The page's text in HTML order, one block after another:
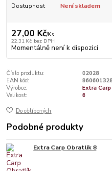
Dostupnost Není skladem
27,00 Kč/Ks
22,31 Kč bez DPH
Momentálně není k dispozici
Číslo produktu:
02028
EAN kód:
Výrobce:
Extra Carp
Velikost:
6
Do oblíbených
Podobné produkty
Extra Carp Obratlík 8